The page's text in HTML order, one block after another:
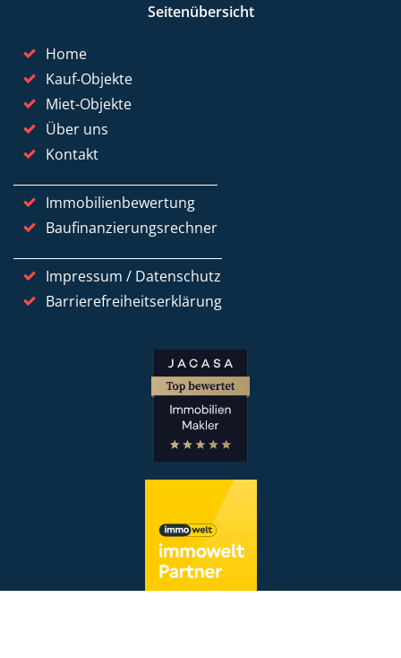
Seitenübersicht
Home
Kauf-Objekte
Miet-Objekte
Über uns
Kontakt
Immobilienbewertung
Baufinanzierungsrechner
Impressum / Datenschutz
Barrierefreiheitserklärung